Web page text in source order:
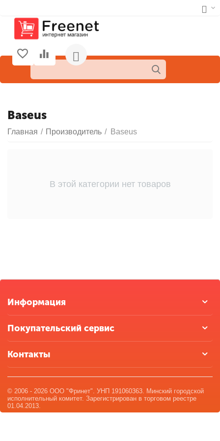
Baseus
Главная / Производитель / Baseus
В этой категории нет товаров
Информация
Покупательский сервис
Контакты
© 2006 - 2026 ООО "Фринет". УНП 191060363. Минский городской
исполнительный комитет. Зарегистрирован в торговом реестре
01.04.2013.